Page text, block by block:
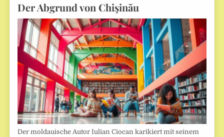
Der Abgrund von Chişinău
Der moldauische Autor Iulian Ciocan karikiert mit seinem